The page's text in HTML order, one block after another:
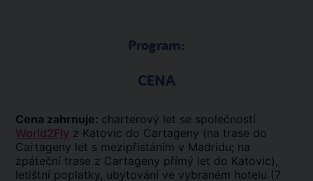
Program:
CENA
Cena zahrnuje: charterový let se společností
World2Fly z Katovic do Cartageny (na trase do
Cartageny let s mezipřistáním v Madridu; na
zpáteční trase z Cartageny přímý let do Katovic),
letištní poplatky, ubytování ve vybraném hotelu (7